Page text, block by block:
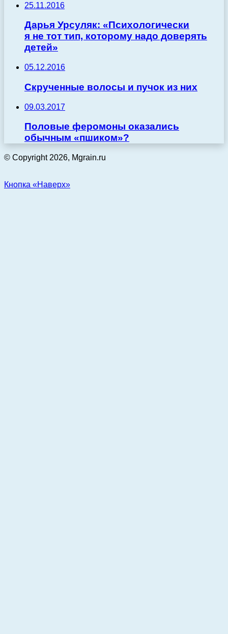
25.11.2016
Дарья Урсуляк: «Психологически
я не тот тип, которому надо доверять
детей»
05.12.2016
Скрученные волосы и пучок из них
09.03.2017
Половые феромоны оказались
обычным «пшиком»?
© Copyright 2026, Mgrain.ru
Кнопка «Наверх»